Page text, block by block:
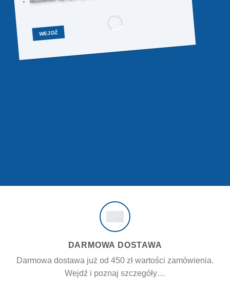
WEJDŹ
DARMOWA DOSTAWA
Darmowa dostawa już od 450 zł wartości zamówienia.
Wejdź i poznaj szczegóły…